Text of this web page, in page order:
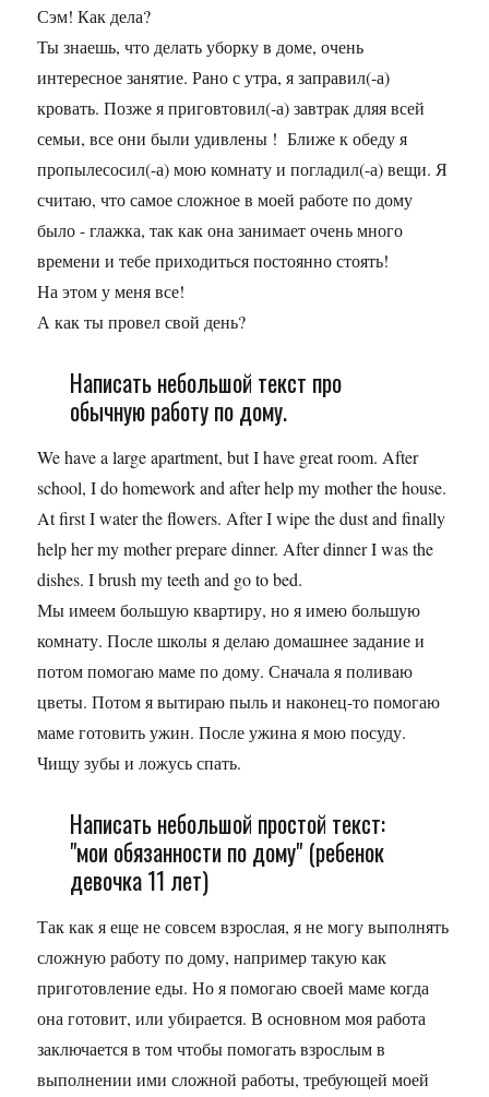
Сэм! Как дела?
Ты знаешь, что делать уборку в доме, очень
интересное занятие. Рано с утра, я заправил(-а)
кровать. Позже я приговтовил(-а) завтрак дляя всей
семьи, все они были удивлены ! Ближе к обеду я
пропылесосил(-а) мою комнату и погладил(-а) вещи. Я
считаю, что самое сложное в моей работе по дому
было - глажка, так как она занимает очень много
времени и тебе приходиться постоянно стоять!
На этом у меня все!
А как ты провел свой день?
Написать небольшой текст про
обычную работу по дому.
We have a large apartment, but I have great room. After
school, I do homework and after help my mother the house.
At first I water the flowers. After I wipe the dust and finally
help her my mother prepare dinner. After dinner I was the
dishes. I brush my teeth and go to bed.
Мы имеем большую квартиру, но я имею большую
комнату. После школы я делаю домашнее задание и
потом помогаю маме по дому. Сначала я поливаю
цветы. Потом я вытираю пыль и наконец-то помогаю
маме готовить ужин. После ужина я мою посуду.
Чищу зубы и ложусь спать.
Написать небольшой простой текст:
"мои обязанности по дому" (ребенок
девочка 11 лет)
Так как я еще не совсем взрослая, я не могу выполнять
сложную работу по дому, например такую как
приготовление еды. Но я помогаю своей маме когда
она готовит, или убирается. В основном моя работа
заключается в том чтобы помогать взрослым в
выполнении ими сложной работы, требующей моей